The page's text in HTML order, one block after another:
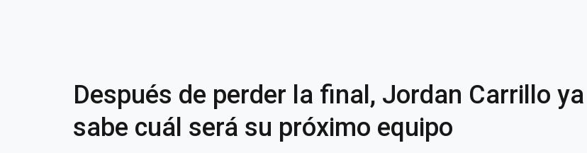
Después de perder la final, Jordan Carrillo ya
sabe cuál será su próximo equipo